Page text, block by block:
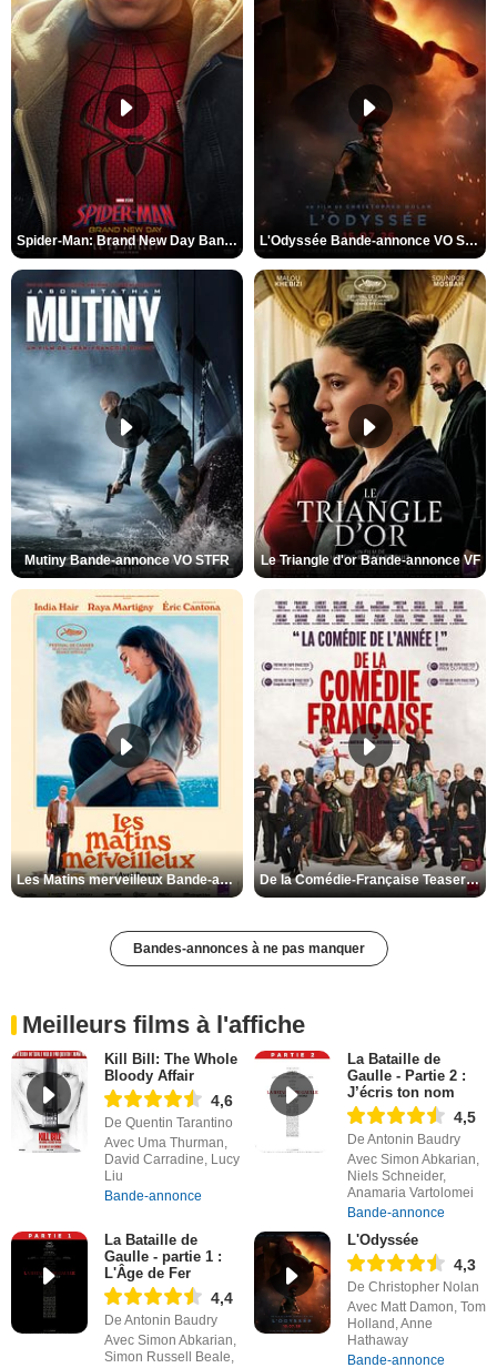
Spider-Man: Brand New Day Bande-annonce VO STFR L'Odyssée Bande-annonce VO STFR
Mutiny Bande-annonce VO STFR Le Triangle d'or Bande-annonce VF
Les Matins merveilleux Bande-annonce VF De la Comédie-Française Teaser VF
Bandes-annonces à ne pas manquer
Meilleurs films à l'affiche
Kill Bill: The Whole
Bloody Affair
4,6
De Quentin Tarantino
Avec Uma Thurman,
David Carradine, Lucy
Liu
Bande-annonce
La Bataille de
Gaulle - Partie 2 :
J’écris ton nom
4,5
De Antonin Baudry
Avec Simon Abkarian,
Niels Schneider,
Anamaria Vartolomei
Bande-annonce
La Bataille de
Gaulle - partie 1 :
L'Âge de Fer
4,4
De Antonin Baudry
Avec Simon Abkarian,
Simon Russell Beale,
L'Odyssée
4,3
De Christopher Nolan
Avec Matt Damon, Tom
Holland, Anne
Hathaway
Bande-annonce